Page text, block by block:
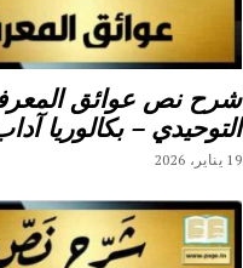
شرح نص عوائق
التوحيدي – بكالوريا
19 يناير، 2026